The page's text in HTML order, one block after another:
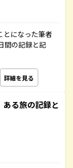
とになった筆者
間の記録と記
詳細を見る
る旅の記録と